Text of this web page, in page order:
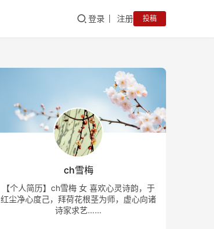
登录 注册 投稿
ch雪梅
【个人简历】ch雪梅 女 喜欢心灵诗韵，于
红尘净心度己，拜荷花根茎为师，虚心向诸
诗家求艺……